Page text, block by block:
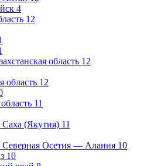
4
12
область 12
область 12
11
Саха (Якутия) 11
Северная Осетия — Алания 10
10